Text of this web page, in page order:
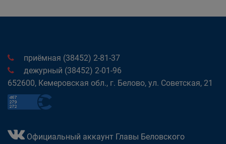
приёмная (38452) 2-81-37
дежурный (38452) 2-01-96
652600, Кемеровская обл., г. Белово, ул. Советская, 21
Официальный аккаунт Главы Беловского